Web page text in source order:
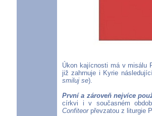
Úkon kajícnosti má v misálu
již zahrnuje i Kyrie
smiluj se).
První a zároveň nejvíce
církvi i v současném
Confiteorpřevzatou z liturgie